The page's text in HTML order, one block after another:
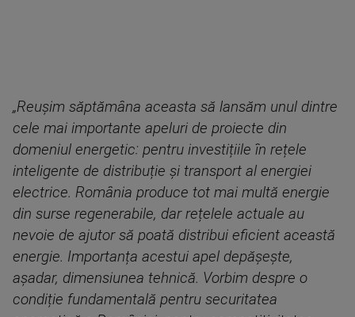
„Reușim săptămâna aceasta să lansăm unul dintre
cele mai importante apeluri de proiecte din
domeniul energetic: pentru investițiile în rețele
inteligente de distribuție și transport al energiei
electrice. România produce tot mai multă energie
din surse regenerabile, dar rețelele actuale au
nevoie de ajutor să poată distribui eficient această
energie. Importanța acestui apel depășește,
așadar, dimensiunea tehnică. Vorbim despre o
condiție fundamentală pentru securitatea